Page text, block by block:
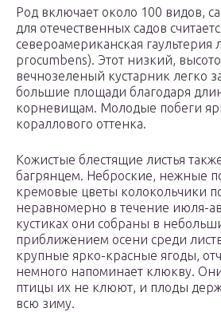
Род включает около 100 видов,
для отечественных садов
североамериканская гаультерия
procumbens). Этот низкий,
вечнозеленый кустарник легко
большие площади благодаря
корневищам. Молодые побеги
кораллового оттенка.
Кожистые блестящие листья
багрянцем. Неброские, нежные
кремовые цветы колокольчики
неравномерно в течение июля-
кустиках они собраны в
приближением осени среди
крупные ярко-красные ягоды,
немного напоминает клюкву.
птицы их не клюют, и плоды
всю зиму.